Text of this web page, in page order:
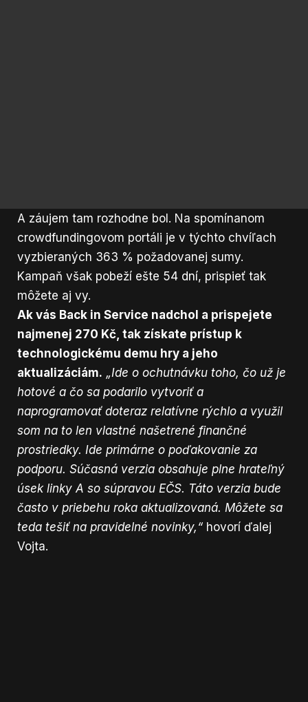
A záujem tam rozhodne bol. Na spomínanom
crowdfundingovom portáli je v týchto chvíľach
vyzbieraných 363 % požadovanej sumy.
Kampaň však pobeží ešte 54 dní, prispieť tak
môžete aj vy.
Ak vás Back in Service nadchol a prispejete
najmenej 270 Kč, tak získate prístup k
technologickému demu hry a jeho
aktualizáciám. „Ide o ochutnávku toho, čo už je
hotové a čo sa podarilo vytvoriť a
naprogramovať doteraz relatívne rýchlo a využil
som na to len vlastné našetrené finančné
prostriedky. Ide primárne o poďakovanie za
podporu. Súčasná verzia obsahuje plne hrateľný
úsek linky A so súpravou EČS. Táto verzia bude
často v priebehu roka aktualizovaná. Môžete sa
teda tešiť na pravidelné novinky,“ hovorí ďalej
Vojta.